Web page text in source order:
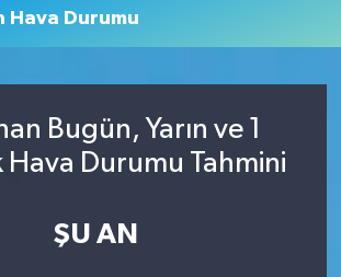
Hava Durumu
Bugün, Yarın ve 1
Hava Durumu Tahmini
ŞU AN
Durumu ve Fikstür